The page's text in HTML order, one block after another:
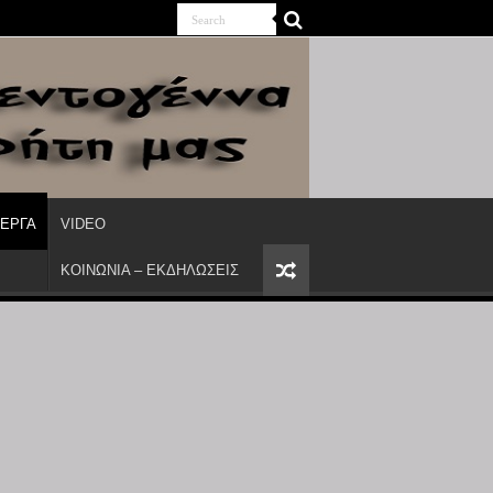
VIDEO
ΚΟΙΝΩΝΙΑ – ΕΚΔΗΛΩΣΕΙΣ